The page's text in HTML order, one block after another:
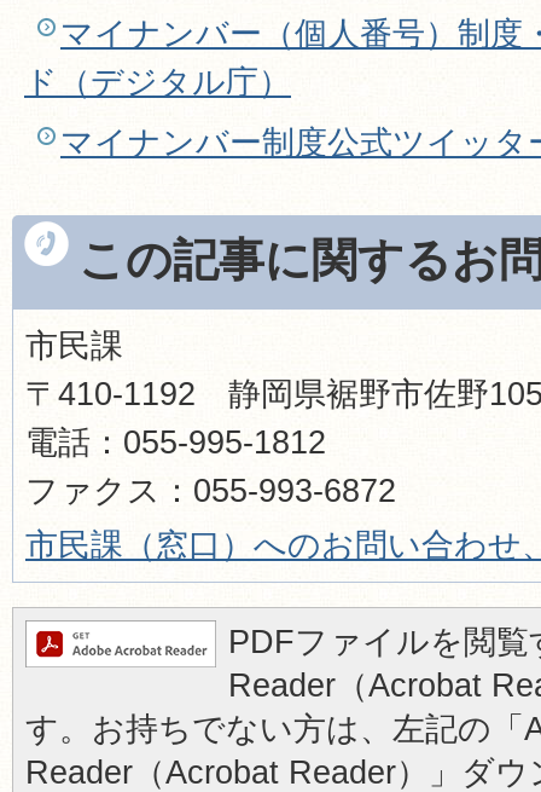
マイナンバー（個人番号）制度
ド（デジタル庁）
マイナンバー制度公式ツイッタ
この記事に関するお
市民課
〒410-1192 静岡県裾野市佐野
電話：055-995-1812
ファクス：055-993-6872
市民課（窓口）へのお問い合わせ
PDFファイルを閲
Reader（Acrobat
す。お持ちでない方は、左記の「
Reader（Acrobat Reader）」ダ